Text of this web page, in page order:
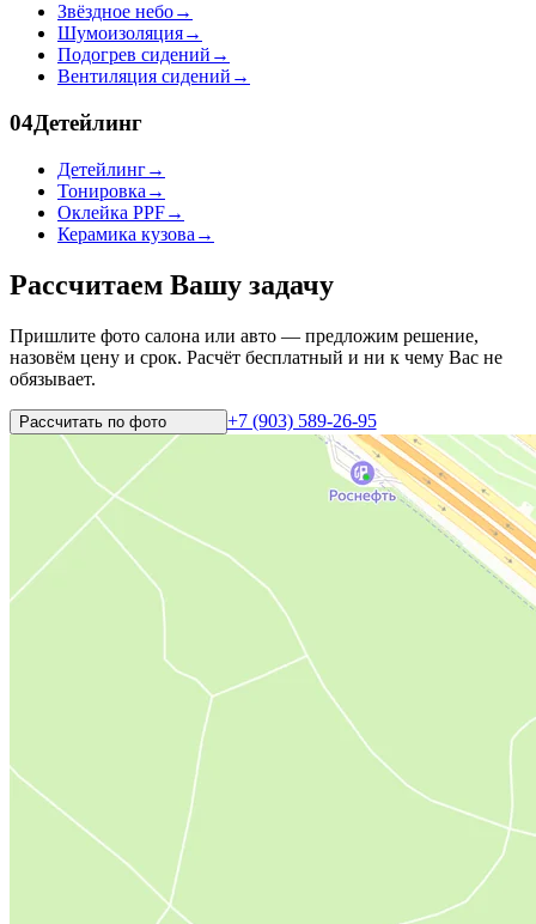
Звёздное небо→
Шумоизоляция→
Подогрев сидений →
Вентиляция сидений →
04Детейлинг
Детейлинг→
Тонировка →
Оклейка PPF→
Керамика кузова →
Рассчитаем Вашу задачу
Пришлите фото салона или авто — предложим решение,
назовём цену и срок. Расчёт бесплатный и ни к чему Вас не
обязывает.
Рассчитать по фото +7 (903) 589-26-95